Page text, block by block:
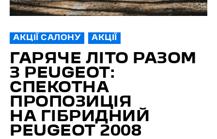
АКЦІЇ САЛОНУ АКЦІЇ
ГАРЯЧЕ ЛІТО РАЗОМ
З PEUGEOT:
СПЕКОТНА
ПРОПОЗИЦІЯ
НА ГІБРИДНИЙ
PEUGEOT 2008